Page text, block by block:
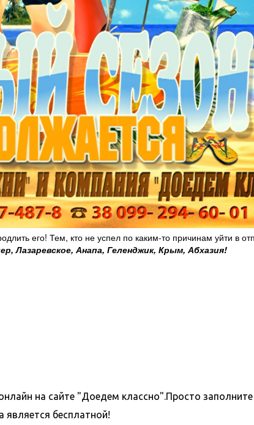
его! Тем, кто не успел по каким-то причинам уйти в
Лазаревское, Анапа, Геленджик, Крым, Абхазия!
на сайте "Доедем классно".Просто
является бесплатной!